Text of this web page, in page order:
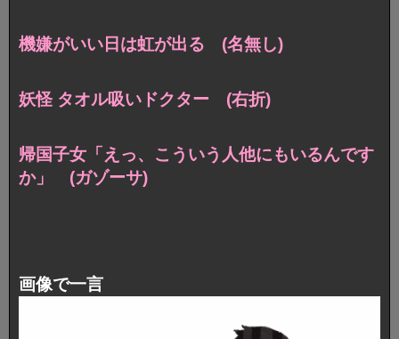
機嫌がいい日は虹が出る (名無し)
妖怪 タオル吸いドクター (右折)
帰国子女「えっ、こういう人他にもいるんです
か」 (ガゾーサ)
画像で一言